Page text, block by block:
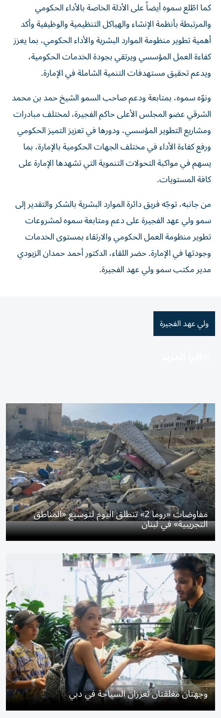
كما اطّلع سموه أيضاً على الأدلة الخاصة بالأداء الحكومي
والمرتبطة بأنظمة الإنشاء والهياكل التنظيمية والوظيفية وأكد
أهمية تطوير منظومة الموارد البشرية والأداء الحكومي، بما يعزز
كفاءة العمل المؤسسي ويرتقي بجودة الخدمات الحكومية،
ويدعم تحقيق مستهدفات التنمية الشاملة في الإمارة.
ونوّه سموه، بمتابعة ودعم صاحب السمو الشيخ حمد بن محمد
الشرقي عضو المجلس الأعلى حاكم الفجيرة، لمختلف مبادرات
ومشاريع التطوير المؤسسي، ودورها في تعزيز التميز الحكومي
ورفع كفاءة الأداء في مختلف الجهات الحكومية بالإمارة، بما
يسهم في مواكبة التحولات التنموية التي تشهدها الإمارة على
كافة المستويات.
من جانبه، توجّه فريق دائرة الموارد البشرية بالشكر والتقدير إلى
سمو ولي عهد الفجيرة على دعم ومتابعة سموه لمشروعات
تطوير منظومة العمل الحكومي والارتقاء بمستوى الخدمات
وجودتها في الإمارة. حضر اللقاء، الدكتور أحمد حمدان الزيودي
مدير مكتب سمو ولي عهد الفجيرة.
ولي عهد الفجيرة
مفاوضات «روما 2» تنطلق اليوم لتوسيع «المناطق
التجريبية» في لبنان
وجهتان مغلقتان تعززان السياحة في دبي